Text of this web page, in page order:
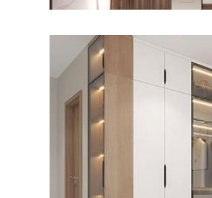
NỘI THẤT BẾP GỖ ÓC CHÓ